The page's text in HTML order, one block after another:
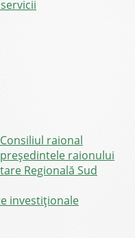
raional
raionului
Regională Sud
investiționale